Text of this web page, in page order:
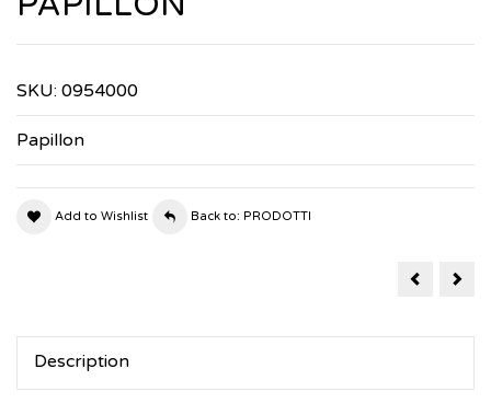
SKU: 0954000
Papillon
Add to Wishlist Back to: PRODOTTI
BERMUDA
Description